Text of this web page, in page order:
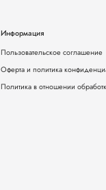
Информация
Пользовательское соглашение
Оферта и политика
Политика в отношении